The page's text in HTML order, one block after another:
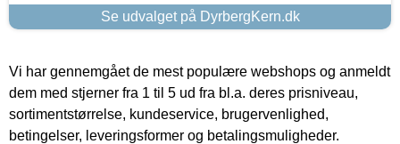
Se udvalget på DyrbergKern.dk
Vi har gennemgået de mest populære webshops og anmeldt
dem med stjerner fra 1 til 5 ud fra bl.a. deres prisniveau,
sortimentstørrelse, kundeservice, brugervenlighed,
betingelser, leveringsformer og betalingsmuligheder.